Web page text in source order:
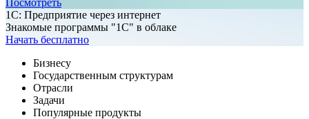
Посмотреть
1C: Предприятие через интернет
Знакомые программы "1С" в облаке
Начать бесплатно
Бизнесу
Государственным структурам
Отрасли
Задачи
Популярные продукты